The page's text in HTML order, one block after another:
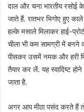
दाल और चना भारतीय रसोई
जाते हैं. रातभर भिगोए हुए
हल्के मसाले मिलाकर हाई-
चीला भी कम सामग्री में बनने
पीसकर उसमें नमक और हरी
तैयार कर लें. यह स्वादिष्ट
जाता है.
अगर आप मीठा पसंद करते हैं